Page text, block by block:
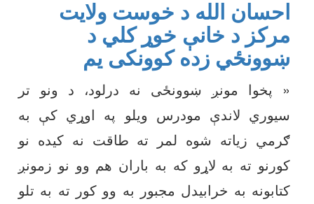
احسان الله د خوست ولایت
مرکز د خانې خوړ کلي د
ښوونځي زده کوونکی یم
« پخوا مونږ ښوونځی نه درلود، د ونو تر
سیوري لاندې مودرس ویلو په اوړي کې به
ګرمي زیاته شوه لمر ته طاقت نه کیده نو
کورنو ته به لاړو که به باران هم وو نو زمونږ
کتابونه به خرابیدل مجبور به وو کور ته به تلو